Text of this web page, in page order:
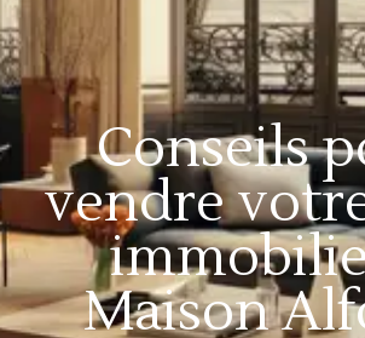
Conseils
vendre
Maison